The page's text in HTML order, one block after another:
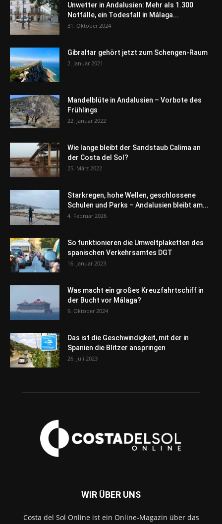
Unwetter in Andalusien: Mehr als 1.300
Notfälle, ein Todesfall in Málaga...
31. Oktober 2024
Gibraltar gehört jetzt zum Schengen-Raum
2. Januar 2021
Mandelblüte in Andalusien – Vorbote des
Frühlings
22. Januar 2022
Wie lange bleibt der Sandstaub Calima an
der Costa del Sol?
25. März 2022
Starkregen, hohe Wellen, geschlossene
Schulen und Parks – Andalusien bleibt am...
4. Februar 2026
So funktionieren die Umweltplaketten des
spanischen Verkehrsamtes DGT
16. Januar 2023
Was macht ein großes Kreuzfahrtschiff in
der Bucht vor Málaga?
9. Oktober 2024
Das ist die Geschwindigkeit, mit der in
Spanien die Blitzer anspringen
26. Juli 2023
WIR ÜBER UNS
Costa del Sol Online ist ein Online-Magazin über das